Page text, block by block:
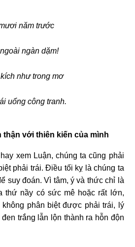
năm trước
ngàn dặm!
như trong mơ
uổng công tranh.
thận với thiên kiến của mình
xem Luận, chúng ta cũng phải
phải trái. Điều tối kỵ là chúng ta
suy đoán. Vì tâm, ý và thức chỉ là
thứ nầy có sức mê hoặc rất lớn,
phân biệt được phải trái, lý
trắng lẫn lộn thành ra hỗn độn